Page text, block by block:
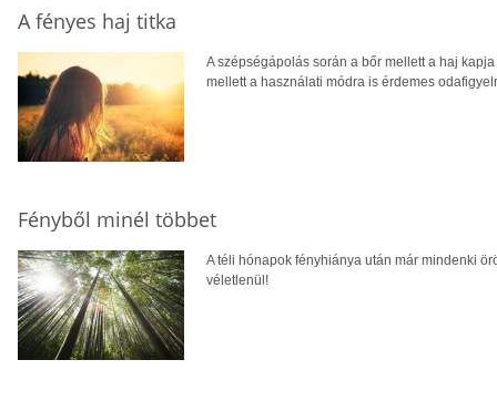
A fényes haj titka
A szépségápolás során a bőr mellett a haj
mellett a használati módra is érdemes
Fényből minél többet
A téli hónapok fényhiánya után már mindenki
véletlenül!